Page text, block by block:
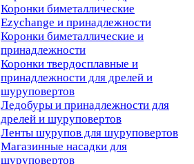
Коронки биметаллические
Ezychange и принадлежности
Коронки биметаллические и
принадлежности
Коронки твердосплавные и
принадлежности для дрелей и
шуруповертов
Ледобуры и принадлежности для
дрелей и шуруповертов
Ленты шурупов для шуруповертов
Магазинные насадки для
шуруповертов